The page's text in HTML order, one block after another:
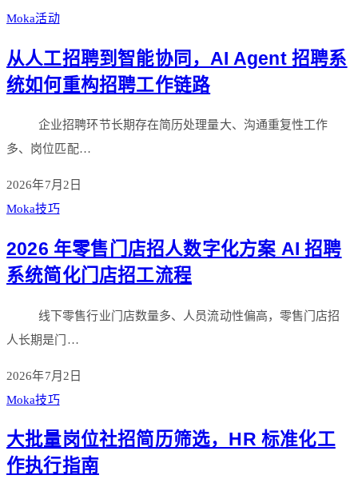
Moka活动
从人工招聘到智能协同，AI Agent 招聘系
统如何重构招聘工作链路
企业招聘环节长期存在简历处理量大、沟通重复性工作
多、岗位匹配…
2026年7月2日
Moka技巧
2026 年零售门店招人数字化方案 AI 招聘
系统简化门店招工流程
线下零售行业门店数量多、人员流动性偏高，零售门店招
人长期是门…
2026年7月2日
Moka技巧
大批量岗位社招简历筛选，HR 标准化工
作执行指南